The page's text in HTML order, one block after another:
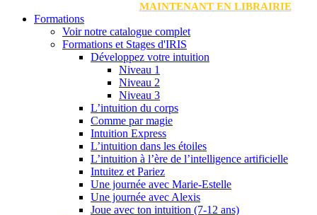
MAINTENANT EN LIBRAIRIE
Formations
Voir notre catalogue complet
Formations et Stages d'IRIS
Développez votre intuition
Niveau 1
Niveau 2
Niveau 3
L’intuition du corps
Comme par magie
Intuition Express
L’intuition dans les étoiles
L’intuition à l’ère de l’intelligence artificielle
Intuitez et Pariez
Une journée avec Marie-Estelle
Une journée avec Alexis
Joue avec ton intuition (7-12 ans)